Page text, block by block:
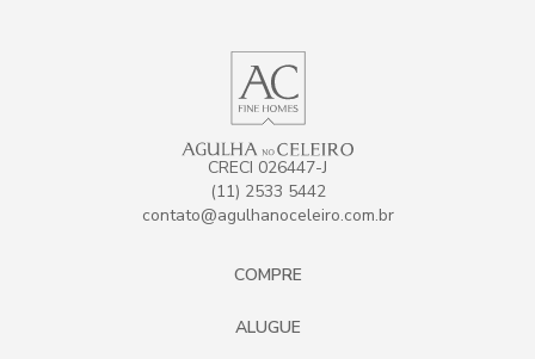
CRECI 026447-J
(11) 2533 5442
contato@agulhanoceleiro.com.br
COMPRE
ALUGUE